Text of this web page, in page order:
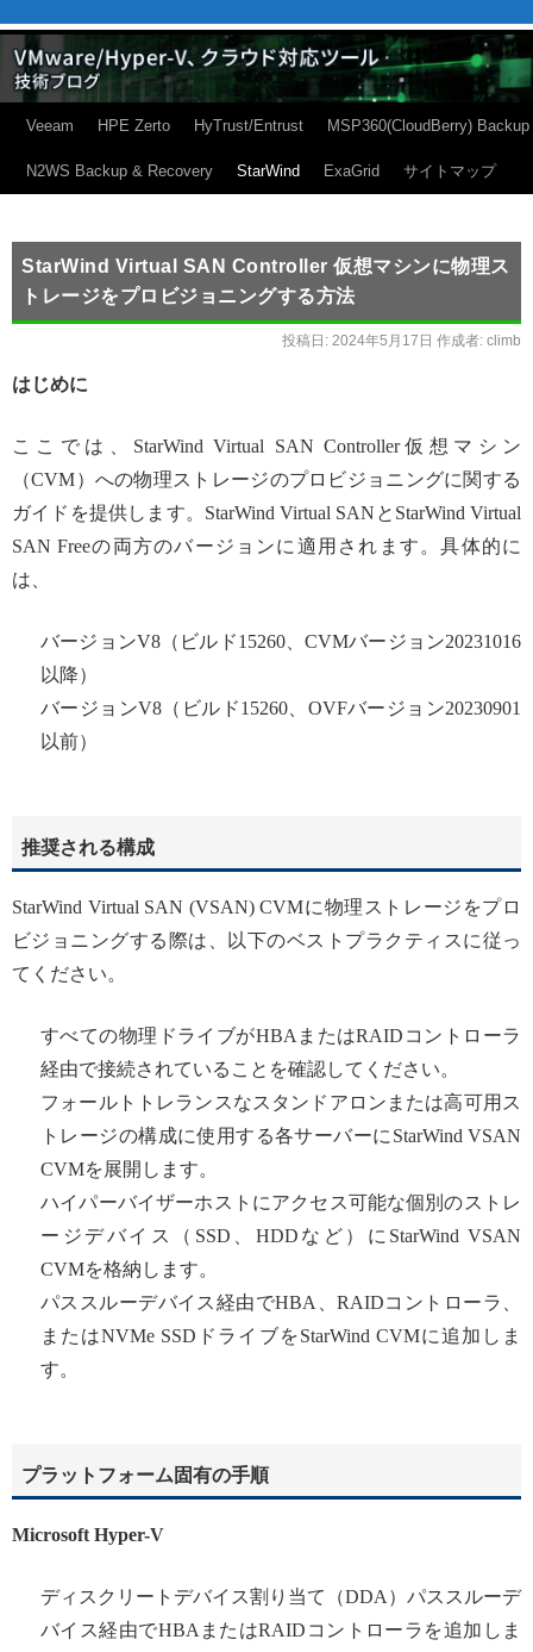
Veeam HPE Zerto HyTrust/Entrust MSP360(CloudBerry) Backup
N2WS Backup & Recovery StarWind ExaGrid サイトマップ
StarWind Virtual SAN Controller 仮想マシンに物理ス
トレージをプロビジョニングする方法
投稿日: 2024年5月17日 作成者: climb
はじめに
ここでは、StarWind Virtual SAN Controller仮想マシン
（CVM）への物理ストレージのプロビジョニングに関する
ガイドを提供します。StarWind Virtual SANとStarWind Virtual
SAN Freeの両方のバージョンに適用されます。具体的に
は、
バージョンV8（ビルド15260、CVMバージョン20231016
以降）
バージョンV8（ビルド15260、OVFバージョン20230901
以前）
推奨される構成
StarWind Virtual SAN (VSAN) CVMに物理ストレージをプロ
ビジョニングする際は、以下のベストプラクティスに従っ
てください。
すべての物理ドライブがHBAまたはRAIDコントローラ
経由で接続されていることを確認してください。
フォールトトレランスなスタンドアロンまたは高可用ス
トレージの構成に使用する各サーバーにStarWind VSAN
CVMを展開します。
ハイパーバイザーホストにアクセス可能な個別のストレ
ージデバイス（SSD、HDDなど）にStarWind VSAN
CVMを格納します。
パススルーデバイス経由でHBA、RAIDコントローラ、
またはNVMe SSDドライブをStarWind CVMに追加しま
す。
プラットフォーム固有の手順
Microsoft Hyper-V
ディスクリートデバイス割り当て（DDA）パススルーデ
バイス経由でHBAまたはRAIDコントローラを追加しま